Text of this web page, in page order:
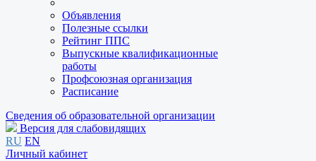
Объявления
Полезные ссылки
Рейтинг ППС
Выпускные квалификационные
работы
Профсоюзная организация
Расписание
Сведения об образовательной организации
Версия для слабовидящих
RU EN
Личный кабинет